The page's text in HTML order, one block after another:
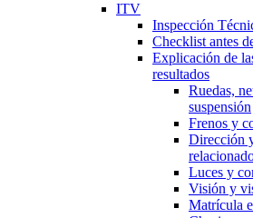
ITV
Inspección
Checklist antes
Explicación de
resultados
Ruedas,
suspensión
Frenos y
Dirección
Luces y
Visión y
Matrícula